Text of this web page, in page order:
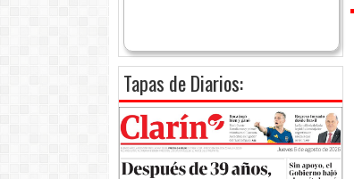
Tapas de Diarios: